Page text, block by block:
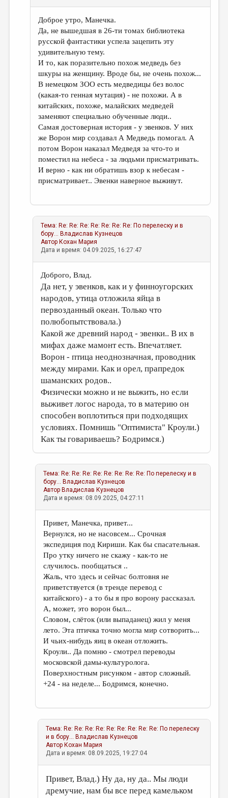
Доброе утро, Манечка.
Да, не вышедшая в 26-ти томах библиотека
русской фантастики успела зацепить эту
удивительную тему.
И то, как поразительно похож медведь без
шкуры на женщину. Вроде бы, не очень похож...
В немецком ЗОО есть медведицы без волос
(какая-то генная мутация) - не похожи. А в
китайских, похоже, малайских медведей
заменяют специально обученные люди..
Самая достоверная история - у эвенков. У них
же Ворон мир создавал А Медведь помогал. А
потом Ворон наказал Медведя за что-то и
поместил на небеса - за людьми присматривать.
И верно - как ни обратишь взор к небесам -
присматривает.. Эвенки наверное выживут.
Тема:Re: Re: Re: Re: Re: Re: Re: По перелеску и в
бору... Владислав Кузнецов
АвторКохан Мария
Дата и время: 04.09.2025, 16:27:47
Доброго, Влад.
Да нет, у эвенков, как и у финноугорских
народов, утица отложила яйца в
первозданный океан. Только что
полюбопытствовала.)
Какой же древний народ - эвенки.. В их в
мифах даже мамонт есть. Впечатляет.
Ворон - птица неоднозначная, проводник
между мирами. Как и орел, прапредок
шаманских родов..
Физически можно и не выжить, но если
выживет логос народа, то в материю он
способен воплотиться при подходящих
условиях. Помнишь "Оптимиста" Кроули.)
Как ты говариваешь? Бодримся.)
Тема:Re: Re: Re: Re: Re: Re: Re: Re: По перелеску и в
бору... Владислав Кузнецов
АвторВладислав Кузнецов
Дата и время: 08.09.2025, 04:27:11
Привет, Манечка, привет...
Вернулся, но не насовсем... Срочная
экспедиция под Кириши. Как бы спасательная.
Про утку ничего не скажу - как-то не
случилось. пообщаться ..
Жаль, что здесь и сейчас болтовня не
приветствуется (в тренде перевод с
китайского) - а то бы я про ворону рассказал.
А, может, это ворон был...
Словом, слёток (или выпаданец) жил у меня
лето. Эта птичка точно могла мир сотворить...
И чьих-нибудь яиц в океан отложить.
Кроули.. Да помню - смотрел переводы
московской дамы-культуролога.
Поверхностным рисунком - автор сложный.
+24 - на неделе... Бодримся, конечно.
Тема:Re: Re: Re: Re: Re: Re: Re: Re: Re: По перелеску
и в бору... Владислав Кузнецов
АвторКохан Мария
Дата и время: 08.09.2025, 19:27:04
Привет, Влад.) Ну да, ну да.. Мы люди
дремучие, нам бы все перед камельком